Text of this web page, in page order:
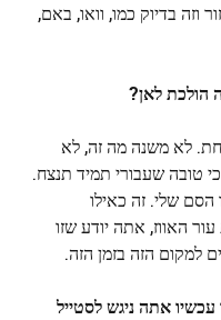
וזה בדיוק כמו, וואו, באם,
הולכת לאן?
לא משנה מה זה, לא
טובה שעבורי תמיד תנצח.
הסם שלי. זה כאילו
האווז, אתה יודע שזו
למקום הזה בזמן הזה.
אתה ניגש לסטייל